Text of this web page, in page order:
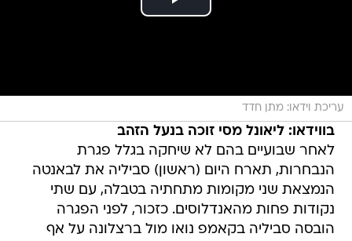
עריכת וידאו: מתן חדד
בווידאו: ליאונל מסי זוכה בנעל הזהב
לאחר שבועיים בהם לא שיחקה בגלל פגרת
הנבחרות, תארח היום (ראשון) סביליה את לבאנטה
הנמצאת שני מקומות מתחתיה בטבלה, עם שתי
נקודות פחות מהאנדלוסים. כזכור, לפני הפגרה
הובסה סביליה בקאמפ נואו מול ברצלונה על אף